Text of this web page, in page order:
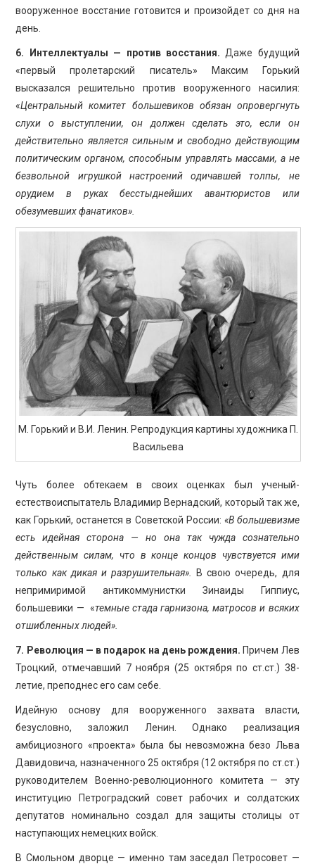
вооруженное восстание готовится и произойдет со дня на
день.
6. Интеллектуалы — против восстания. Даже будущий
«первый пролетарский писатель» Максим Горький
высказался решительно против вооруженного насилия:
«Центральный комитет большевиков обязан опровергнуть
слухи о выступлении, он должен сделать это, если он
действительно является сильным и свободно действующим
политическим органом, способным управлять массами, а не
безвольной игрушкой настроений одичавшей толпы, не
орудием в руках бесстыднейших авантюристов или
обезумевших фанатиков».
М. Горький и В.И. Ленин. Репродукция картины художника П.
Васильева
Чуть более обтекаем в своих оценках был ученый-
естествоиспытатель Владимир Вернадский, который так же,
как Горький, останется в Советской России: «В большевизме
есть идейная сторона — но она так чужда созна­тельно
действенным силам, что в конце концов чувствуется ими
только как дикая и разрушительная».
В свою очередь, для
непримиримой антикоммунистки Зинаиды Гиппиус,
большевики — «темные стада гарнизона, ма­тросов и всяких
отшибленных людей».
7. Революция — в подарок на день рождения. Причем Лев
Троцкий, отмечавший 7 ноября (25 октября по ст.ст.) 38-
летие, преподнес его сам себе.
Идейную основу для вооруженного захвата власти,
безусловно, заложил Ленин. Однако реализация
амбициозного «проекта» была бы невозможна безо Льва
Давидовича, назначенного 25 октября (12 октября по ст.ст.)
руководителем Военно-революционного комитета — эту
институцию Петроградский совет рабочих и солдатских
депутатов номинально создал для защиты столицы от
наступающих немецких войск.
В Смольном дворце — именно там заседал Петросовет —